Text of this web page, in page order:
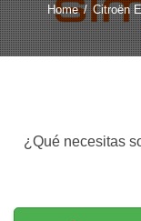
Home Citroën
¿Qué necesitas